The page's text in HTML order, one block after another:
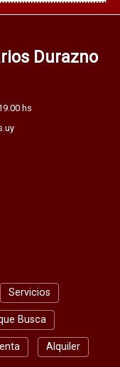
Durazno
hs
Servicios
Busca
Alquiler